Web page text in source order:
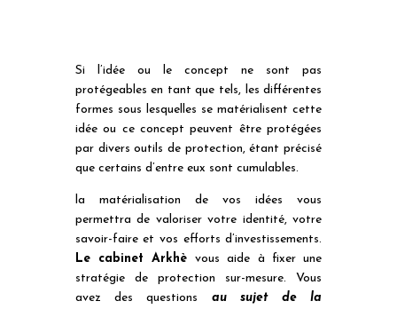
Si l’idée ou le concept ne sont pas
protégeables en tant que tels, les différentes
formes sous lesquelles se matérialisent cette
idée ou ce concept peuvent être protégées
par divers outils de protection, étant précisé
que certains d’entre eux sont cumulables.
la matérialisation de vos idées vous
permettra de valoriser votre identité, votre
savoir-faire et vos efforts d’investissements.
Le cabinet Arkhè vous aide à fixer une
stratégie de protection sur-mesure. Vous
avez des questions au sujet de la